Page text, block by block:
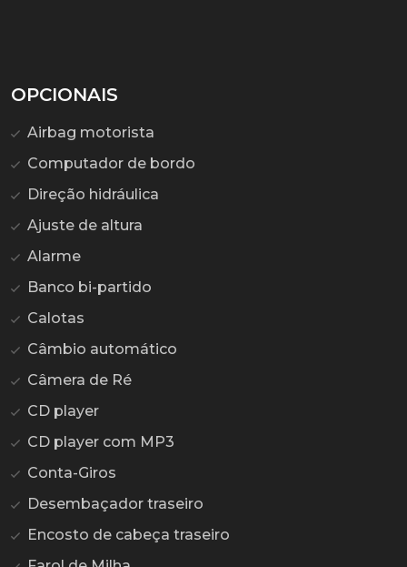
OPCIONAIS
Airbag motorista
Computador de bordo
Direção hidráulica
Ajuste de altura
Alarme
Banco bi-partido
Calotas
Câmbio automático
Câmera de Ré
CD player
CD player com MP3
Conta-Giros
Desembaçador traseiro
Encosto de cabeça traseiro